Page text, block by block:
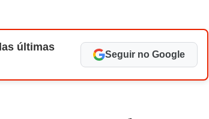
últimas
Seguir no Google